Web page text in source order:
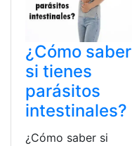
¿Cómo saber
si tienes
parásitos
intestinales?
¿Cómo saber si